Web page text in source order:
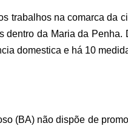
trabalhos na comarca da
dentro da Maria da
domestica e há 10
(BA) não dispõe de